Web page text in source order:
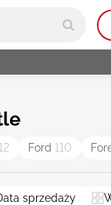
12 Ford 110
sprzedaży